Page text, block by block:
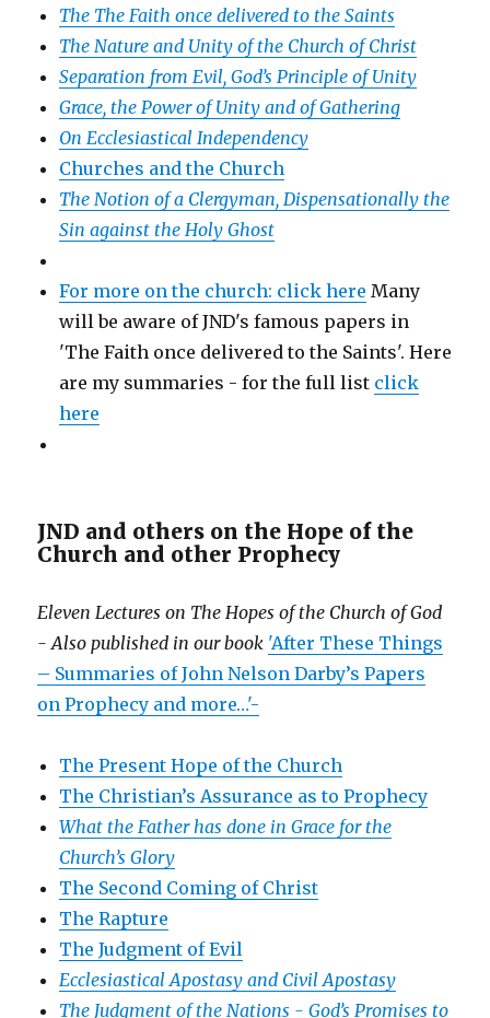
The The Faith once delivered to the Saints
The Nature and Unity of the Church of Christ
Separation from Evil, God’s Principle of Unity
Grace, the Power of Unity and of Gathering
On Ecclesiastical Independency
Churches and the Church
The Notion of a Clergyman, Dispensationally the
Sin against the Holy Ghost
For more on the church: click here Many
will be aware of JND's famous papers in
'The Faith once delivered to the Saints'. Here
are my summaries - for the full list click
here
JND and others on the Hope of the
Church and other Prophecy
Eleven Lectures on The Hopes of the Church of God
- Also published in our book 'After These Things
– Summaries of John Nelson Darby’s Papers
on Prophecy and more…'-
The Present Hope of the Church
The Christian’s Assurance as to Prophecy
What the Father has done in Grace for the
Church’s Glory
The Second Coming of Christ
The Rapture
The Judgment of Evil
Ecclesiastical Apostasy and Civil Apostasy
The Judgment of the Nations -God’s Promises to